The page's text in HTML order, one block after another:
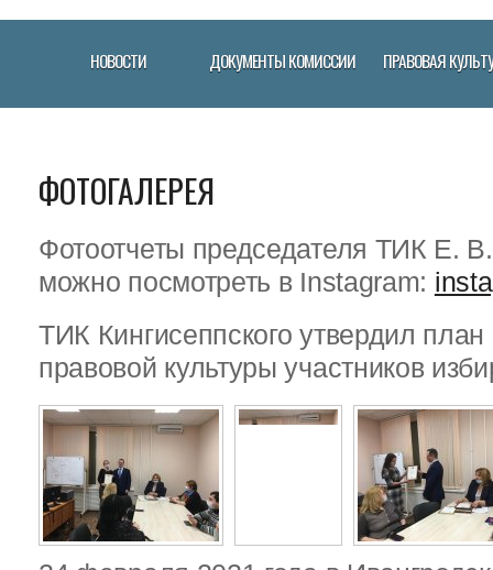
НОВОСТИ ДОКУМЕНТЫ КОМИССИИ ПРАВОВАЯ
ФОТОГАЛЕРЕЯ
Фотоотчеты председателя ТИК Е.
можно посмотреть в Instagram:
ТИК Кингисеппского утвердил
правовой культуры участников